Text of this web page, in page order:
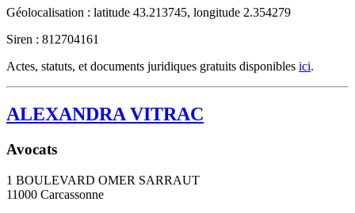
Géolocalisation : latitude 43.213745, longitude 2.354279
Siren : 812704161
Actes, statuts, et documents juridiques gratuits disponibles ici.
ALEXANDRA VITRAC
Avocats
1 BOULEVARD OMER SARRAUT
11000 Carcassonne